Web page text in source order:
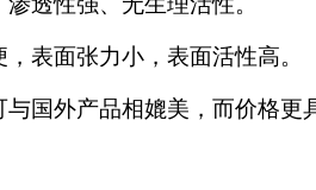
表面张力小，表面活性高。
国外产品相媲美，而价格更